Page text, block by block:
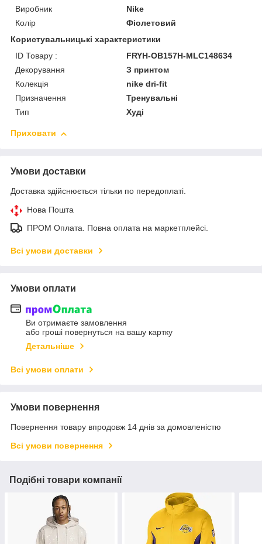
Виробник
Nike
Колір
Фіолетовий
Користувальницькі характеристики
ID Товару :
FRYH-OB157H-MLC148634
Декорування
З принтом
Колекція
nike dri-fit
Призначення
Тренувальні
Тип
Худі
Приховати
Умови доставки
Доставка здійснюється тільки по передоплаті.
Нова Пошта
ПРОМ Оплата. Повна оплата на маркетплейсі.
Всі умови доставки
Умови оплати
Ви отримаєте замовлення
або гроші повернуться на вашу картку
Детальніше
Всі умови оплати
Умови повернення
Повернення товару впродовж 14 днів за домовленістю
Всі умови повернення
Подібні товари компанії